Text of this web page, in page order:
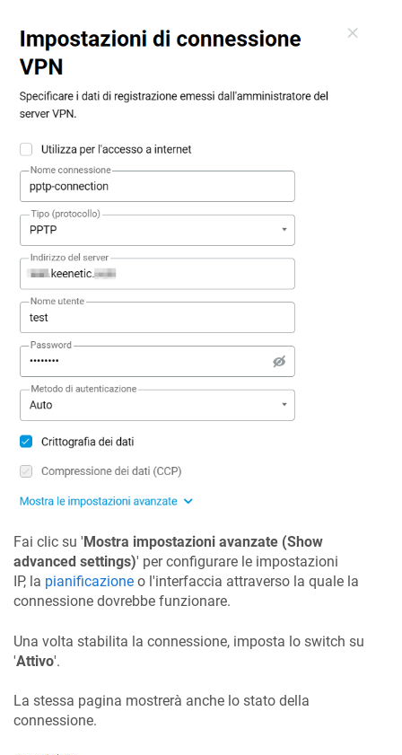
Fai clic su ' Mostra impostazioni avanzate (Show
advanced settings)' per configurare le impostazioni
IP, la pianificazione o l'interfaccia attraverso la quale la
connessione dovrebbe funzionare.
Una volta stabilita la connessione, imposta lo switch su
'Attivo'.
La stessa pagina mostrerà anche lo stato della
connessione.